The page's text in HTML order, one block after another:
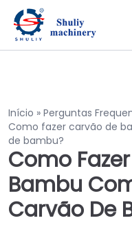
Início » Perguntas
Como fazer carvão de
de bambu?
Como
Bambu
Carvão De